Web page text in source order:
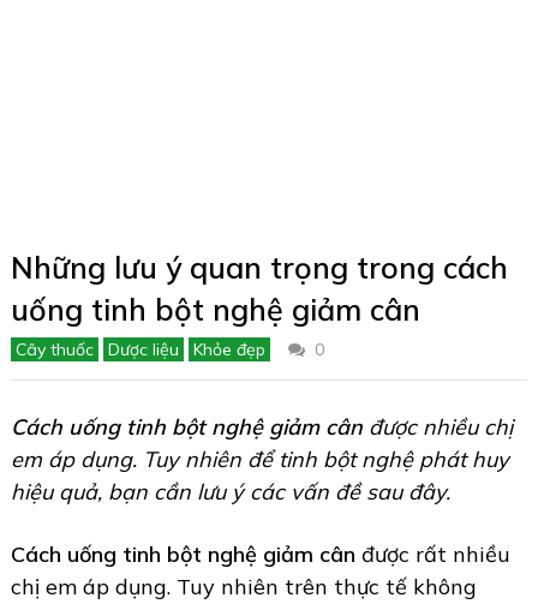
Những lưu ý quan trọng trong cách
uống tinh bột nghệ giảm cân
Cây thuốc Dược liệu Khỏe đẹp 0
Cách uống tinh bột nghệ giảm cânđược nhiều chị
em áp dụng. Tuy nhiên để tinh bột nghệ phát huy
hiệu quả, bạn cần lưu ý các vấn đề sau đây.
Cách uống tinh bột nghệ giảm cân được rất nhiều
chị em áp dụng. Tuy nhiên trên thực tế không